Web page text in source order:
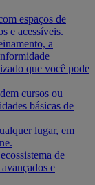
espaços de
e acessíveis.
a
que você pode
cursos ou
básicas de
lugar, em
de
e